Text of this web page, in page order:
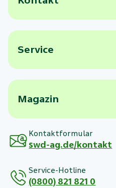
Service
Magazin
Kontaktformular
swd-ag.de/kontakt
Service-Hotline
(0800) 821 821 0